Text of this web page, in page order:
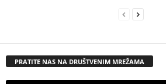
PRATITE NAS NA DRUŠTVENIM MREŽAMA